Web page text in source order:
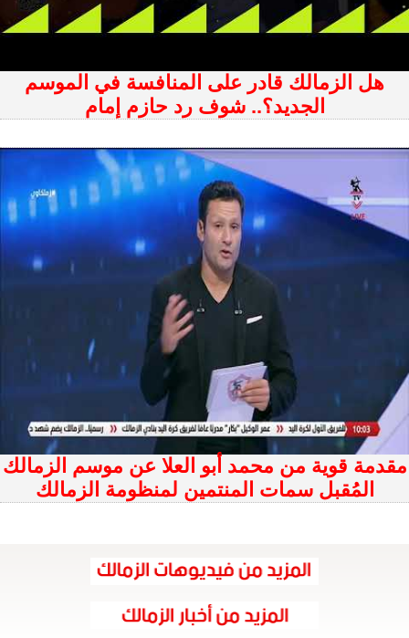
هل الزمالك قادر على المنافسة في الموسم
الجديد؟.. شوف رد حازم إمام
مقدمة قوية من محمد أبو العلا عن موسم الزمالك
المُقبل سمات المنتمين لمنظومة الزمالك